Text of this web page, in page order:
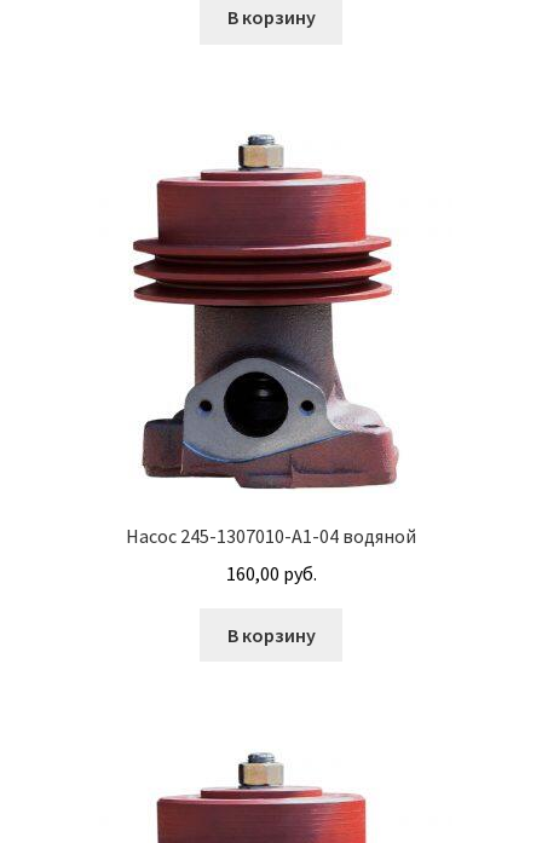
Кольца стопорные
Штифты
Механизмы рулевые АГУ
Моторное масло
Насосы гидроусилителя АГУ
Насосы НШ
Насосы/моторы аксиально-поршневые
Пневмогидроаккумуляторы
В корзину
Насос 245-1307010-А1-04 водяной
160,00 руб.
В корзину